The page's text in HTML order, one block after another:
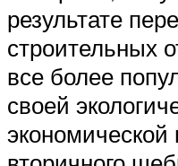
результате
строительных
все более
своей
экономической